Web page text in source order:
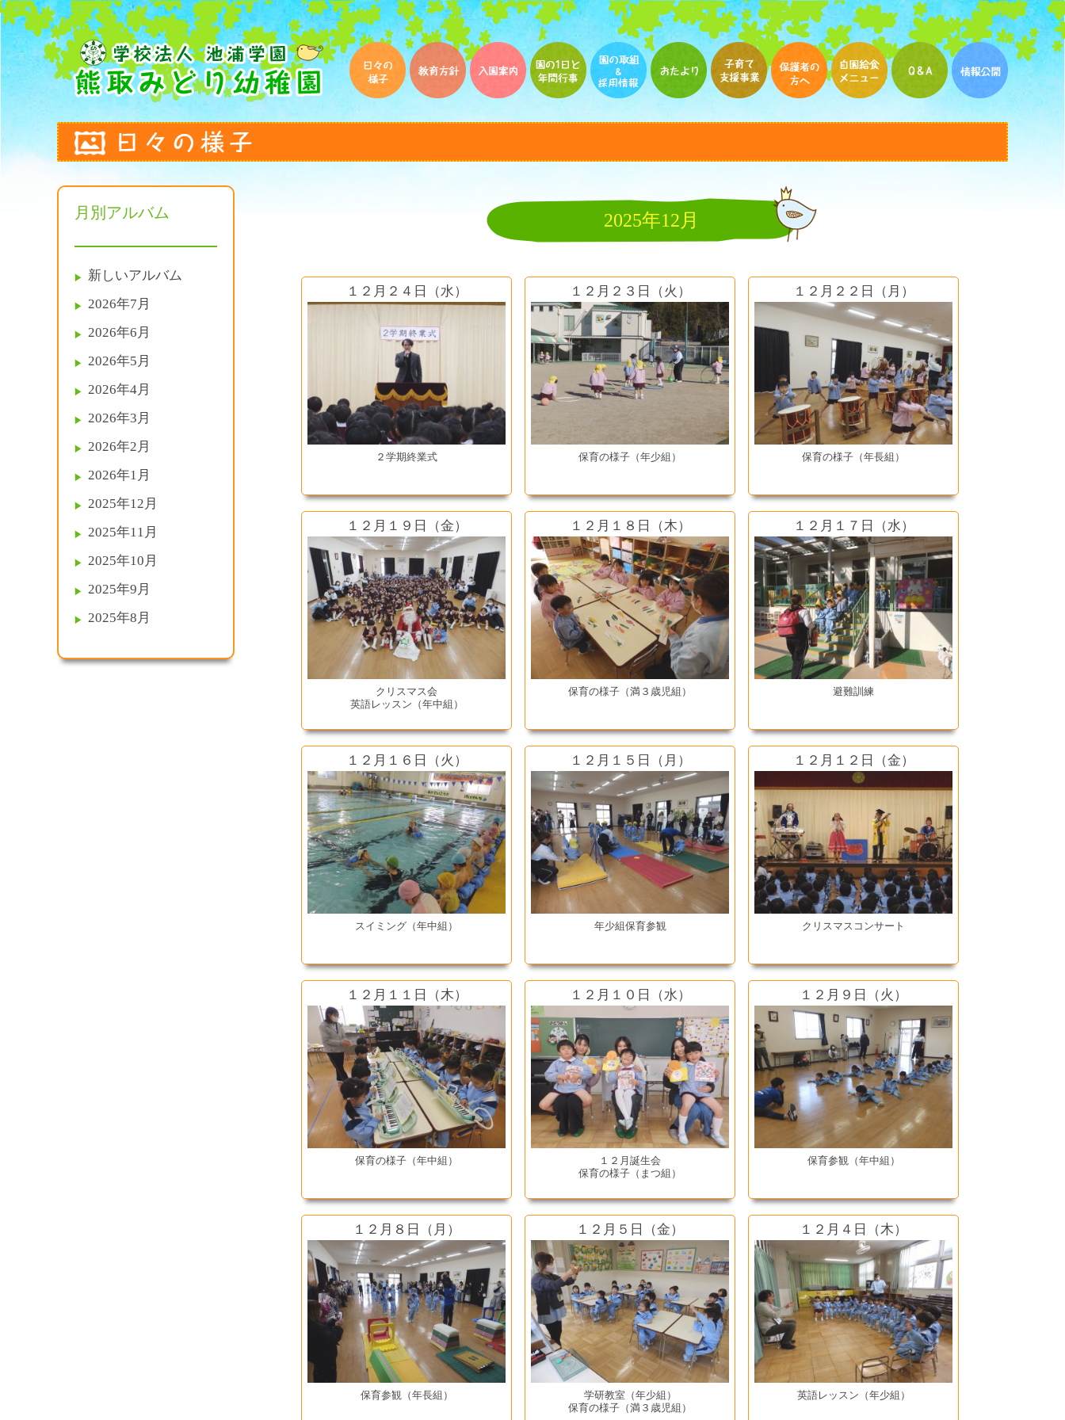
2025年12月
１２月２４日（水）
２学期終業式
１２月２３日（火）
保育の様子（年少組）
１２月２２日（月）
保育の様子（年長組）
１２月１９日（金）
クリスマス会
英語レッスン（年中組）
１２月１８日（木）
保育の様子（満３歳児組）
１２月１７日（水）
避難訓練
１２月１６日（火）
スイミング（年中組）
１２月１５日（月）
年少組保育参観
１２月１２日（金）
クリスマスコンサート
１２月１１日（木）
保育の様子（年中組）
１２月１０日（水）
１２月誕生会
保育の様子（まつ組）
１２月９日（火）
保育参観（年中組）
１２月８日（月）
保育参観（年長組）
１２月５日（金）
学研教室（年少組）
保育の様子（満３歳児組）
１２月４日（木）
英語レッスン（年少組）
月別アルバム
新しいアルバム
2026年7月
2026年6月
2026年5月
2026年4月
2026年3月
2026年2月
2026年1月
2025年12月
2025年11月
2025年10月
2025年9月
2025年8月